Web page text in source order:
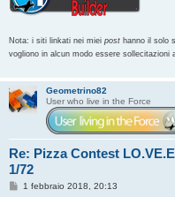
Nota: i siti linkati nei miei post hanno il solo
vogliono in alcun modo essere sollecitazioni
Geometrino82
User who live in the Force
Re: Pizza Contest
1/72
M
1 febbraio 2018, 20:13